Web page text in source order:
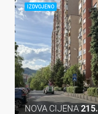
IZDVOJENO
NOVA CIJENA